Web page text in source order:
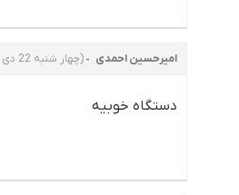
امیرحسین احمدی
(چهار شنبه 22 دی 1400 - 12:19)
دستگاه خوبیه